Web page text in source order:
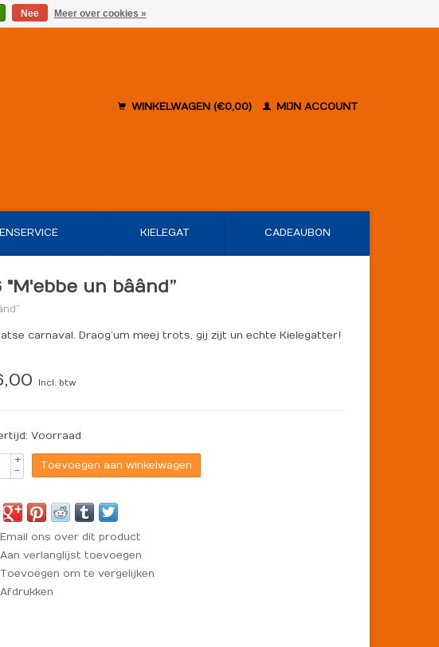
WINKELWAGEN (€0,00) MIJN ACCOUNT
KIELEGAT CADEAUBON
un bâând”
carnaval. Draog’um meej trots, gij zijt un echte Kielegatter!
Incl. btw
Voorraad
+
-
Toevoegen aan winkelwagen
Email ons over dit product
Aan verlanglijst toevoegen
Toevoegen om te vergelijken
Afdrukken
Nee Meer over cookies »